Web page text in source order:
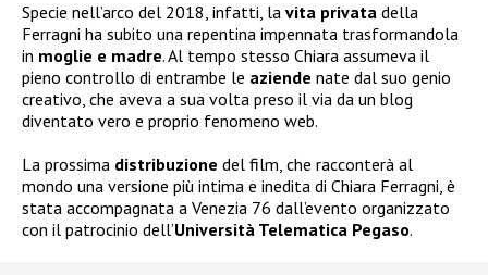
Specie nell’arco del 2018, infatti, la vita privata della
Ferragni ha subito una repentina impennata trasformandola
in moglie e madre. Al tempo stesso Chiara assumeva il
pieno controllo di entrambe le aziende nate dal suo genio
creativo, che aveva a sua volta preso il via da un blog
diventato vero e proprio fenomeno web.
La prossima distribuzione del film, che racconterà al
mondo una versione più intima e inedita di Chiara Ferragni, è
stata accompagnata a Venezia 76 dall’evento organizzato
con il patrocinio dell’Università Telematica Pegaso.